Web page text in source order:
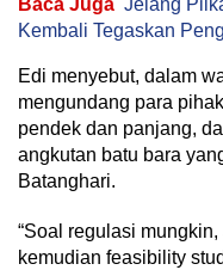
Baca Juga Jelang
Kembali Tegaskan
Edi menyebut, dalam
mengundang para
pendek dan panjang,
angkutan batu bara
Batanghari.
“Soal regulasi
kemudian feasibility